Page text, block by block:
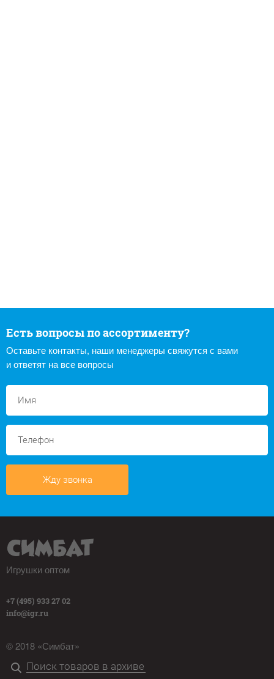
Есть вопросы по ассортименту?
Оставьте контакты, наши менеджеры свяжутся с вами
и ответят на все вопросы
Жду звонка
Игрушки оптом
+7 (495) 933 27 02
info@igr.ru
© 2018 «Симбат»